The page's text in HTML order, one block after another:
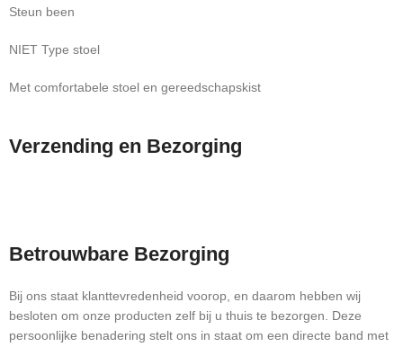
Steun been
NIET Type stoel
Met comfortabele stoel en gereedschapskist
Verzending en Bezorging
Betrouwbare Bezorging
Bij ons staat klanttevredenheid voorop, en daarom hebben wij
besloten om onze producten zelf bij u thuis te bezorgen. Deze
persoonlijke benadering stelt ons in staat om een directe band met